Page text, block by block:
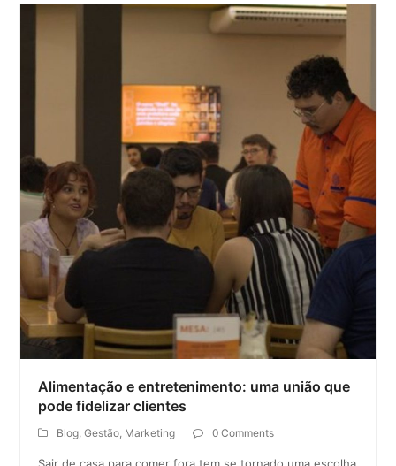
Alimentação e entretenimento: uma união que
pode fidelizar clientes
Blog,Gestão, Marketing 0 Comments